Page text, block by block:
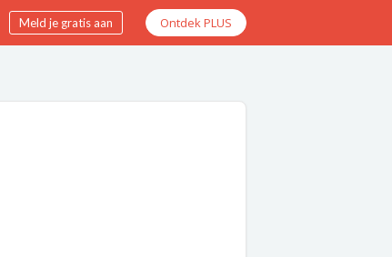
Meld je gratis aan Ontdek PLUS